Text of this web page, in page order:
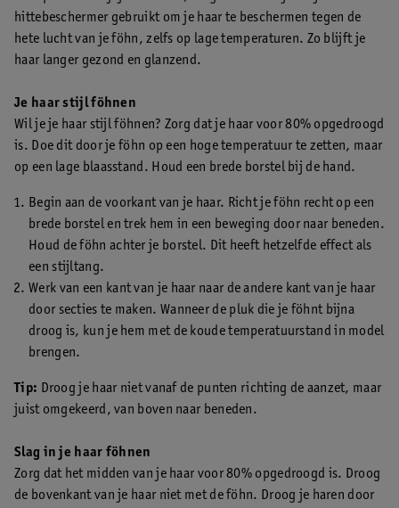
hittebeschermer gebruikt om je haar te beschermen tegen de
hete lucht van je föhn, zelfs op lage temperaturen. Zo blijft je
haar langer gezond en glanzend.
Je haar stijl föhnen
Wil je je haar stijl föhnen? Zorg dat je haar voor 80% opgedroogd
is. Doe dit door je föhn op een hoge temperatuur te zetten, maar
op een lage blaasstand. Houd een brede borstel bij de hand.
Begin aan de voorkant van je haar. Richt je föhn recht op een
brede borstel en trek hem in een beweging door naar beneden.
Houd de föhn achter je borstel. Dit heeft hetzelfde effect als
een stijltang.
Werk van een kant van je haar naar de andere kant van je haar
door secties te maken. Wanneer de pluk die je föhnt bijna
droog is, kun je hem met de koude temperatuurstand in model
brengen.
Tip: Droog je haar niet vanaf de punten richting de aanzet, maar
juist omgekeerd, van boven naar beneden.
Slag in je haar föhnen
Zorg dat het midden van je haar voor 80% opgedroogd is. Droog
de bovenkant van je haar niet met de föhn. Droog je haren door